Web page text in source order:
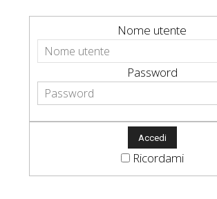
Nome utente
Password
Ricordami